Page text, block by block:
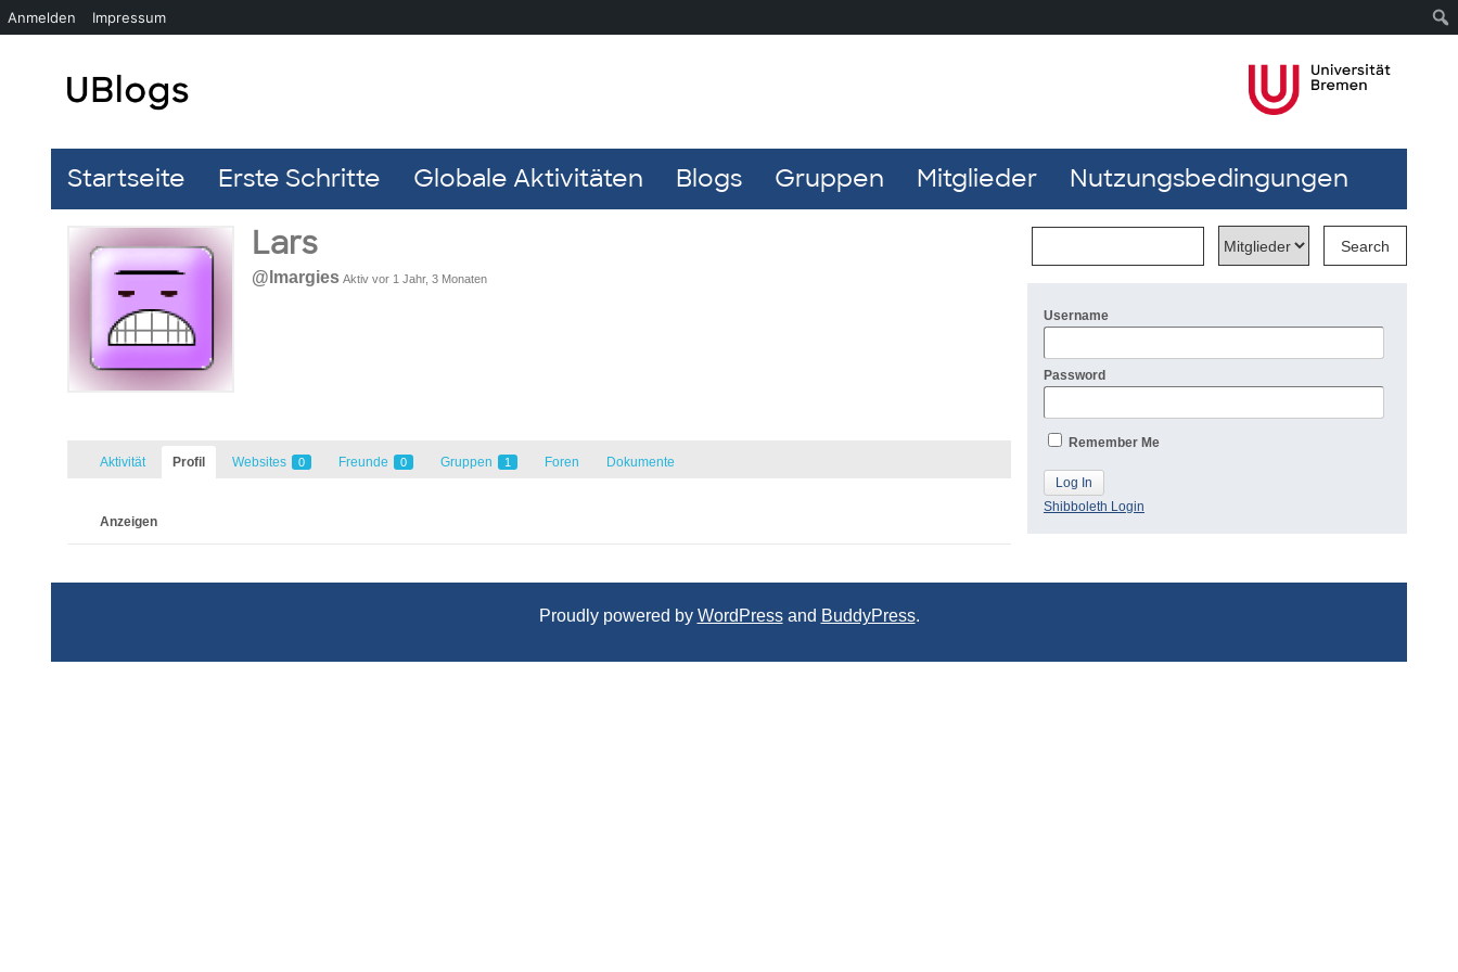
Startseite Erste Schritte Globale Aktivitäten Blogs Gruppen Mitglieder Nutzungsbedingungen
Lars
@lmargies Aktiv vor 1 Jahr, 3 Monaten
Aktivität Profil Websites 0 Freunde 0 Gruppen 1 Foren Dokumente
Anzeigen
Username
Password
Remember Me
Shibboleth Login
Proudly powered by WordPressand BuddyPress.
Anmelden Impressum